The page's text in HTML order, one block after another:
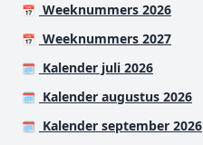
📅 Weeknummers 2026
📅 Weeknummers 2027
🗓️ Kalender juli 2026
🗓️ Kalender augustus 2026
🗓️ Kalender september 2026